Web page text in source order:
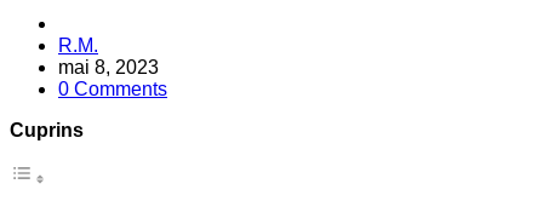
Posted
by
R.M.
mai 8, 2023
0 Comments
Cuprins